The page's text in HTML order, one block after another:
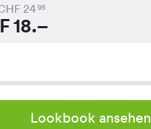
2495
18.–
Lookbook ansehen